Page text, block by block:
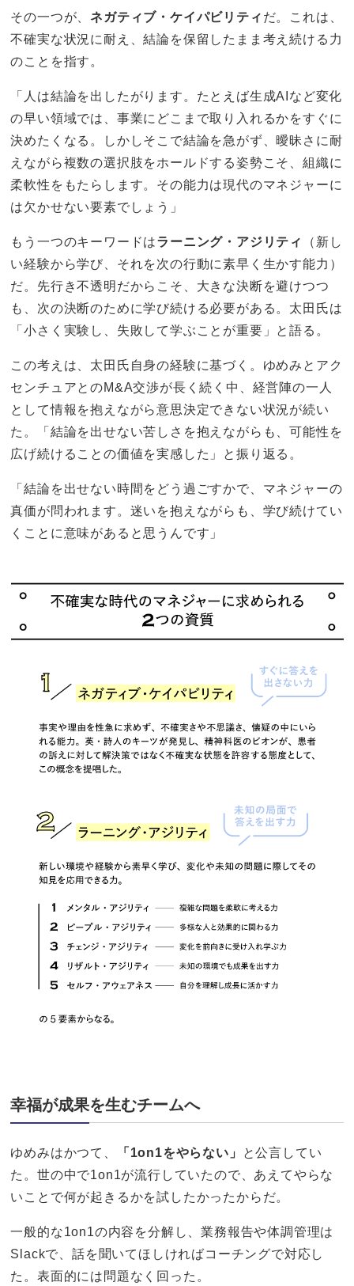
その一つが、ネガティブ・ケイパビリティ だ。これは、
不確実な状況に耐え、結論を保留したまま考え続ける力
のことを指す。
「人は結論を出したがります。たとえば生成AIなど変化
の早い領域では、事業にどこまで取り入れるかをすぐに
決めたくなる。しかしそこで結論を急がず、曖昧さに耐
えながら複数の選択肢をホールドする姿勢こそ、組織に
柔軟性をもたらします。その能力は現代のマネジャーに
は欠かせない要素でしょう」
もう一つのキーワードはラーニング・アジリティ
（新し
い経験から学び、それを次の行動に素早く生かす能力）
だ。先行き不透明だからこそ、大きな決断を避けつつ
も、次の決断のために学び続ける必要がある。太田氏は
「小さく実験し、失敗して学ぶことが重要」と語る。
この考えは、太田氏自身の経験に基づく。ゆめみとアク
センチュアとのM&A交渉が長く続く中、経営陣の一人
として情報を抱えながら意思決定できない状況が続い
た。「結論を出せない苦しさを抱えながらも、可能性を
広げ続けることの価値を実感した」と振り返る。
「結論を出せない時間をどう過ごすかで、マネジャーの
真価が問われます。迷いを抱えながらも、学び続けてい
くことに意味があると思うんです」
幸福が成果を生むチームへ
ゆめみはかつて、 「1on1をやらない」
と公言してい
た。世の中で1on1が流行していたので、あえてやらな
いことで何が起きるかを試したかったからだ。
一般的な1on1の内容を分解し、業務報告や体調管理は
Slackで、話を聞いてほしければコーチングで対応し
た。表面的には問題なく回った。